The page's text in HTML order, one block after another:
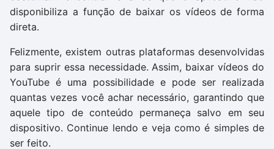
disponibiliza a função de baixar os vídeos de forma
direta.
Felizmente, existem outras plataformas desenvolvidas
para suprir essa necessidade. Assim, baixar vídeos do
YouTube é uma possibilidade e pode ser realizada
quantas vezes você achar necessário, garantindo que
aquele tipo de conteúdo permaneça salvo em seu
dispositivo. Continue lendo e veja como é simples de
ser feito.